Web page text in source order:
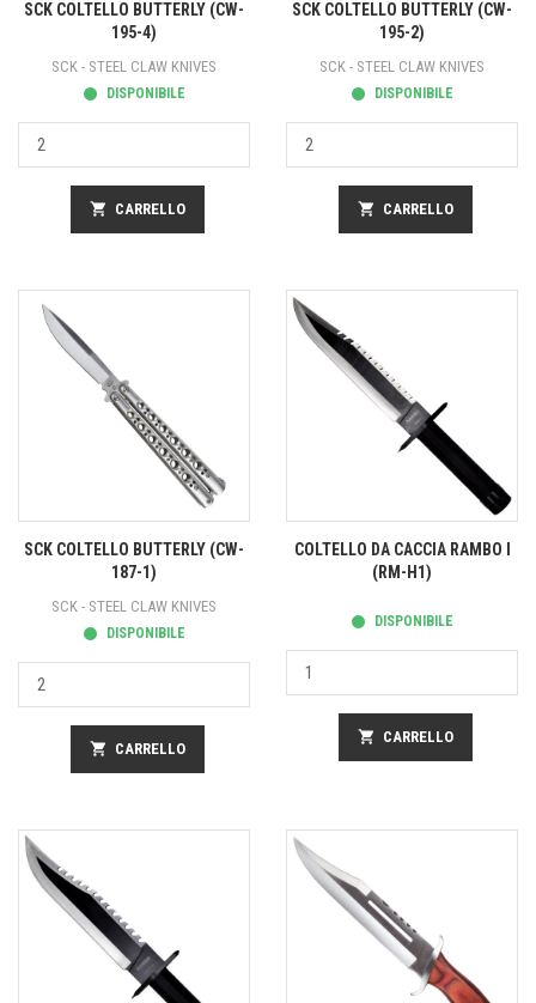
SCK COLTELLO BUTTERLY (CW-
195-4)
SCK - STEEL CLAW KNIVES
DISPONIBILE
shopping_cart CARRELLO
SCK COLTELLO BUTTERLY (CW-
195-2)
SCK - STEEL CLAW KNIVES
DISPONIBILE
shopping_cart CARRELLO
SCK COLTELLO BUTTERLY (CW-
187-1)
SCK - STEEL CLAW KNIVES
DISPONIBILE
shopping_cart CARRELLO
COLTELLO DA CACCIA RAMBO I
(RM-H1)
DISPONIBILE
shopping_cart CARRELLO